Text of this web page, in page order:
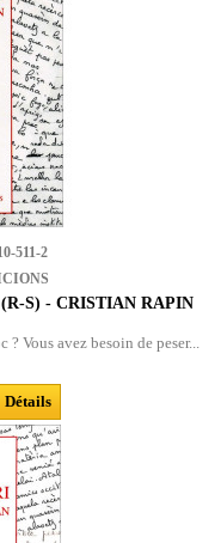
511-2
S) - CRISTIAN RAPIN
Vous avez besoin de peser...
Détails